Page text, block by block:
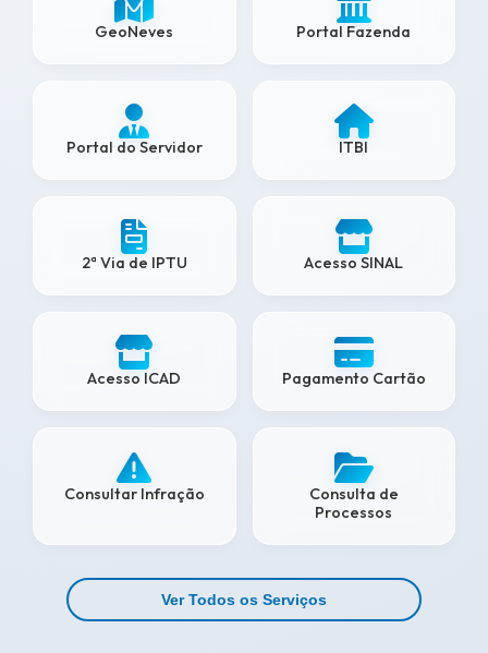
GeoNeves Portal Fazenda
Portal do Servidor ITBI
2ª Via de IPTU Acesso SINAL
Acesso ICAD Pagamento Cartão
Consultar Infração
Consulta de
Processos
Ver Todos os Serviços